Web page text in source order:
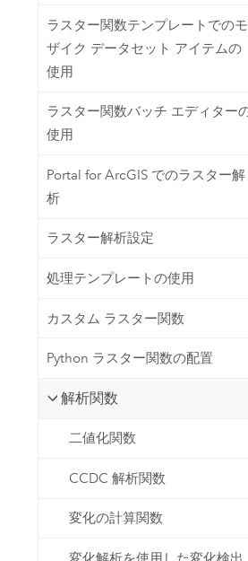
ラスター関数テンプレートでのモ
ザイク データセット アイテムの
使用
ラスター関数バッチ エディター
使用
Portal for ArcGIS でのラスター解
析
ラスター解析設定
処理テンプレートの使用
カスタム ラスター関数
Python ラスター関数の配置
解析関数
二値化関数
CCDC 解析関数
変化の計算関数